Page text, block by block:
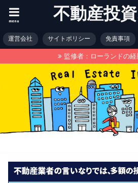
不動産投資
menu
運営会社 サイトポリシー 免責事項
監修者：ローランドの経